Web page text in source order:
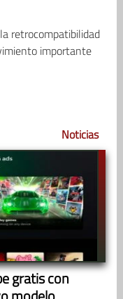
retrocompatibilidad
importante
Noticias
gratis con